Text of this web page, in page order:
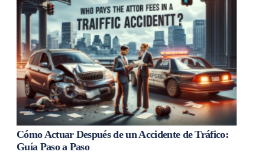
Cómo Actuar Después de un Accidente de Tráfico:
Guía Paso a Paso